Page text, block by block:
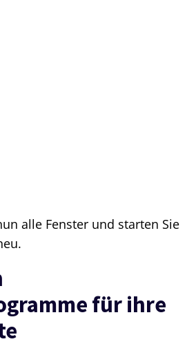
alle Fenster und starten Sie
für ihre